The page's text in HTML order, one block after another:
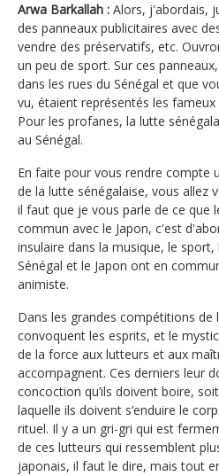
Arwa Barkallah : Alors, j'abordais,
des panneaux publicitaires avec
vendre des préservatifs, etc.
un peu de sport. Sur ces
dans les rues du Sénégal et que
vu, étaient représentés les fameux
Pour les profanes, la lutte
au Sénégal.
En faite pour vous rendre compte
de la lutte sénégalaise, vous allez
il faut que je vous parle de ce que
commun avec le Japon, c'est
insulaire dans la musique, le sport,
Sénégal et le Japon ont en
animiste.
Dans les grandes compétitions de
convoquent les esprits, et le
de la force aux lutteurs et aux
accompagnent. Ces derniers leur
concoction qu’ils doivent boire,
laquelle ils doivent s’enduire le
rituel. Il y a un gri-gri qui est
de ces lutteurs qui ressemblent
japonais, il faut le dire, mais tout